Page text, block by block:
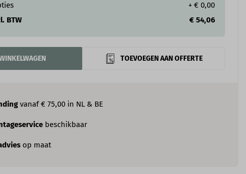
vanaf € 75,00 in NL & BE
beschikbaar
op maat
+ € 0,00
BTW
€ 54,06
TOEVOEGEN AAN OFFERTE